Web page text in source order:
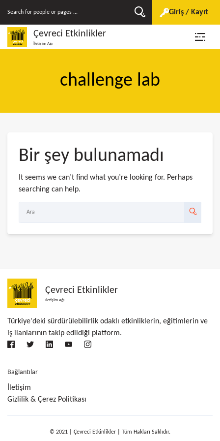
Giriş / Kayıt
Çevreci Etkinlikler
İletişim Ağı
challenge lab
Bir şey bulunamadı
It seems we can’t find what you’re looking for. Perhaps
searching can help.
Çevreci Etkinlikler
İletişim Ağı
Türkiye'deki sürdürülebilirlik odaklı etkinliklerin, eğitimlerin ve
iş ilanlarının takip edildiği platform.
Bağlantılar
İletişim
Gizlilik & Çerez Politikası
© 2021 | Çevreci Etkinlikler | Tüm Hakları Saklıdır.